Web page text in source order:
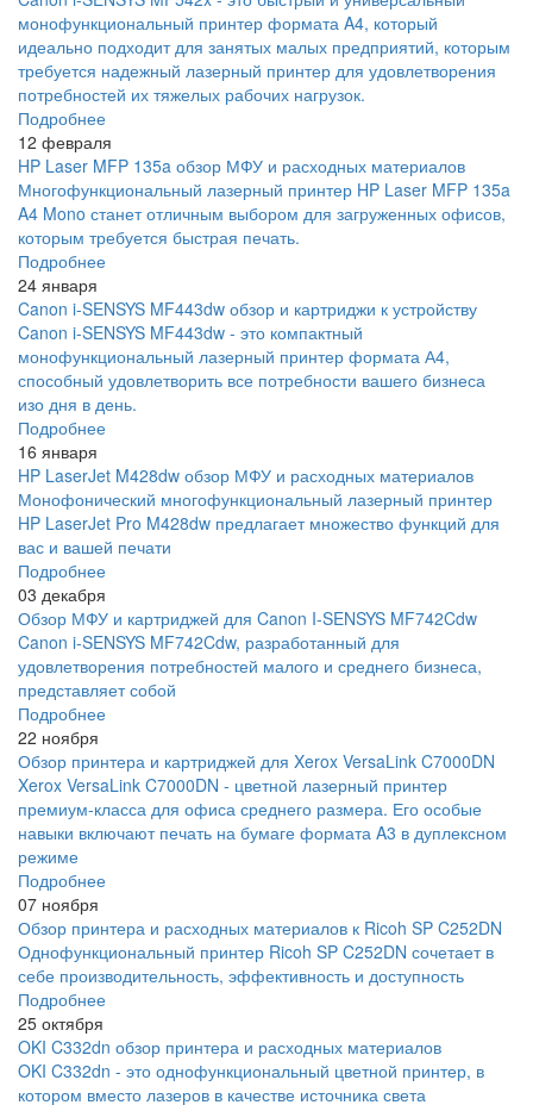
монофункциональный принтер формата A4, который
идеально подходит для занятых малых предприятий, которым
требуется надежный лазерный принтер для удовлетворения
потребностей их тяжелых рабочих нагрузок.
Подробнее
12 февраля
HP Laser MFP 135a обзор МФУ и расходных материалов
Многофункциональный лазерный принтер HP Laser MFP 135a
A4 Mono станет отличным выбором для загруженных офисов,
которым требуется быстрая печать.
Подробнее
24 января
Canon i-SENSYS MF443dw обзор и картриджи к устройству
Canon i-SENSYS MF443dw - это компактный
монофункциональный лазерный принтер формата А4,
способный удовлетворить все потребности вашего бизнеса
изо дня в день.
Подробнее
16 января
HP LaserJet M428dw обзор МФУ и расходных материалов
Монофонический многофункциональный лазерный принтер
HP LaserJet Pro M428dw предлагает множество функций для
вас и вашей печати
Подробнее
03 декабря
Обзор МФУ и картриджей для Canon I-SENSYS MF742Cdw
Canon i-SENSYS MF742Cdw, разработанный для
удовлетворения потребностей малого и среднего бизнеса,
представляет собой
Подробнее
22 ноября
Обзор принтера и картриджей для Xerox VersaLink C7000DN
Xerox VersaLink C7000DN - цветной лазерный принтер
премиум-класса для офиса среднего размера. Его особые
навыки включают печать на бумаге формата A3 в дуплексном
режиме
Подробнее
07 ноября
Обзор принтера и расходных материалов к Ricoh SP C252DN
Однофункциональный принтер Ricoh SP C252DN сочетает в
себе производительность, эффективность и доступность
Подробнее
25 октября
OKI C332dn обзор принтера и расходных материалов
OKI C332dn - это однофункциональный цветной принтер, в
котором вместо лазеров в качестве источника света